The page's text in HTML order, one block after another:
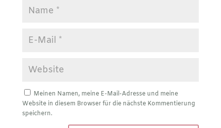
Meinen Namen, meine E-Mail-Adresse und meine
Website in diesem Browser für die nächste Kommentierung
speichern.